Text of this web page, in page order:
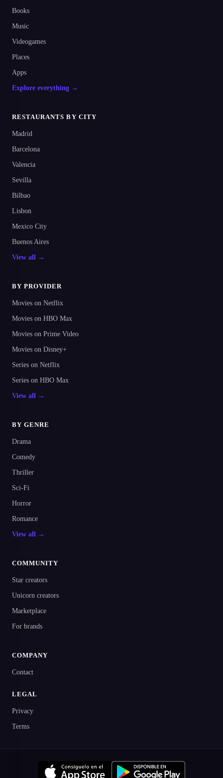
Books
Music
Videogames
Places
Apps
Explore everything →
RESTAURANTS BY CITY
Madrid
Barcelona
Valencia
Sevilla
Bilbao
Lisbon
Mexico City
Buenos Aires
View all →
BY PROVIDER
Movies on Netflix
Movies on HBO Max
Movies on Prime Video
Movies on Disney+
Series on Netflix
Series on HBO Max
View all →
BY GENRE
Drama
Comedy
Thriller
Sci-Fi
Horror
Romance
View all →
COMMUNITY
Star creators
Unicorn creators
Marketplace
For brands
COMPANY
Contact
LEGAL
Privacy
Terms